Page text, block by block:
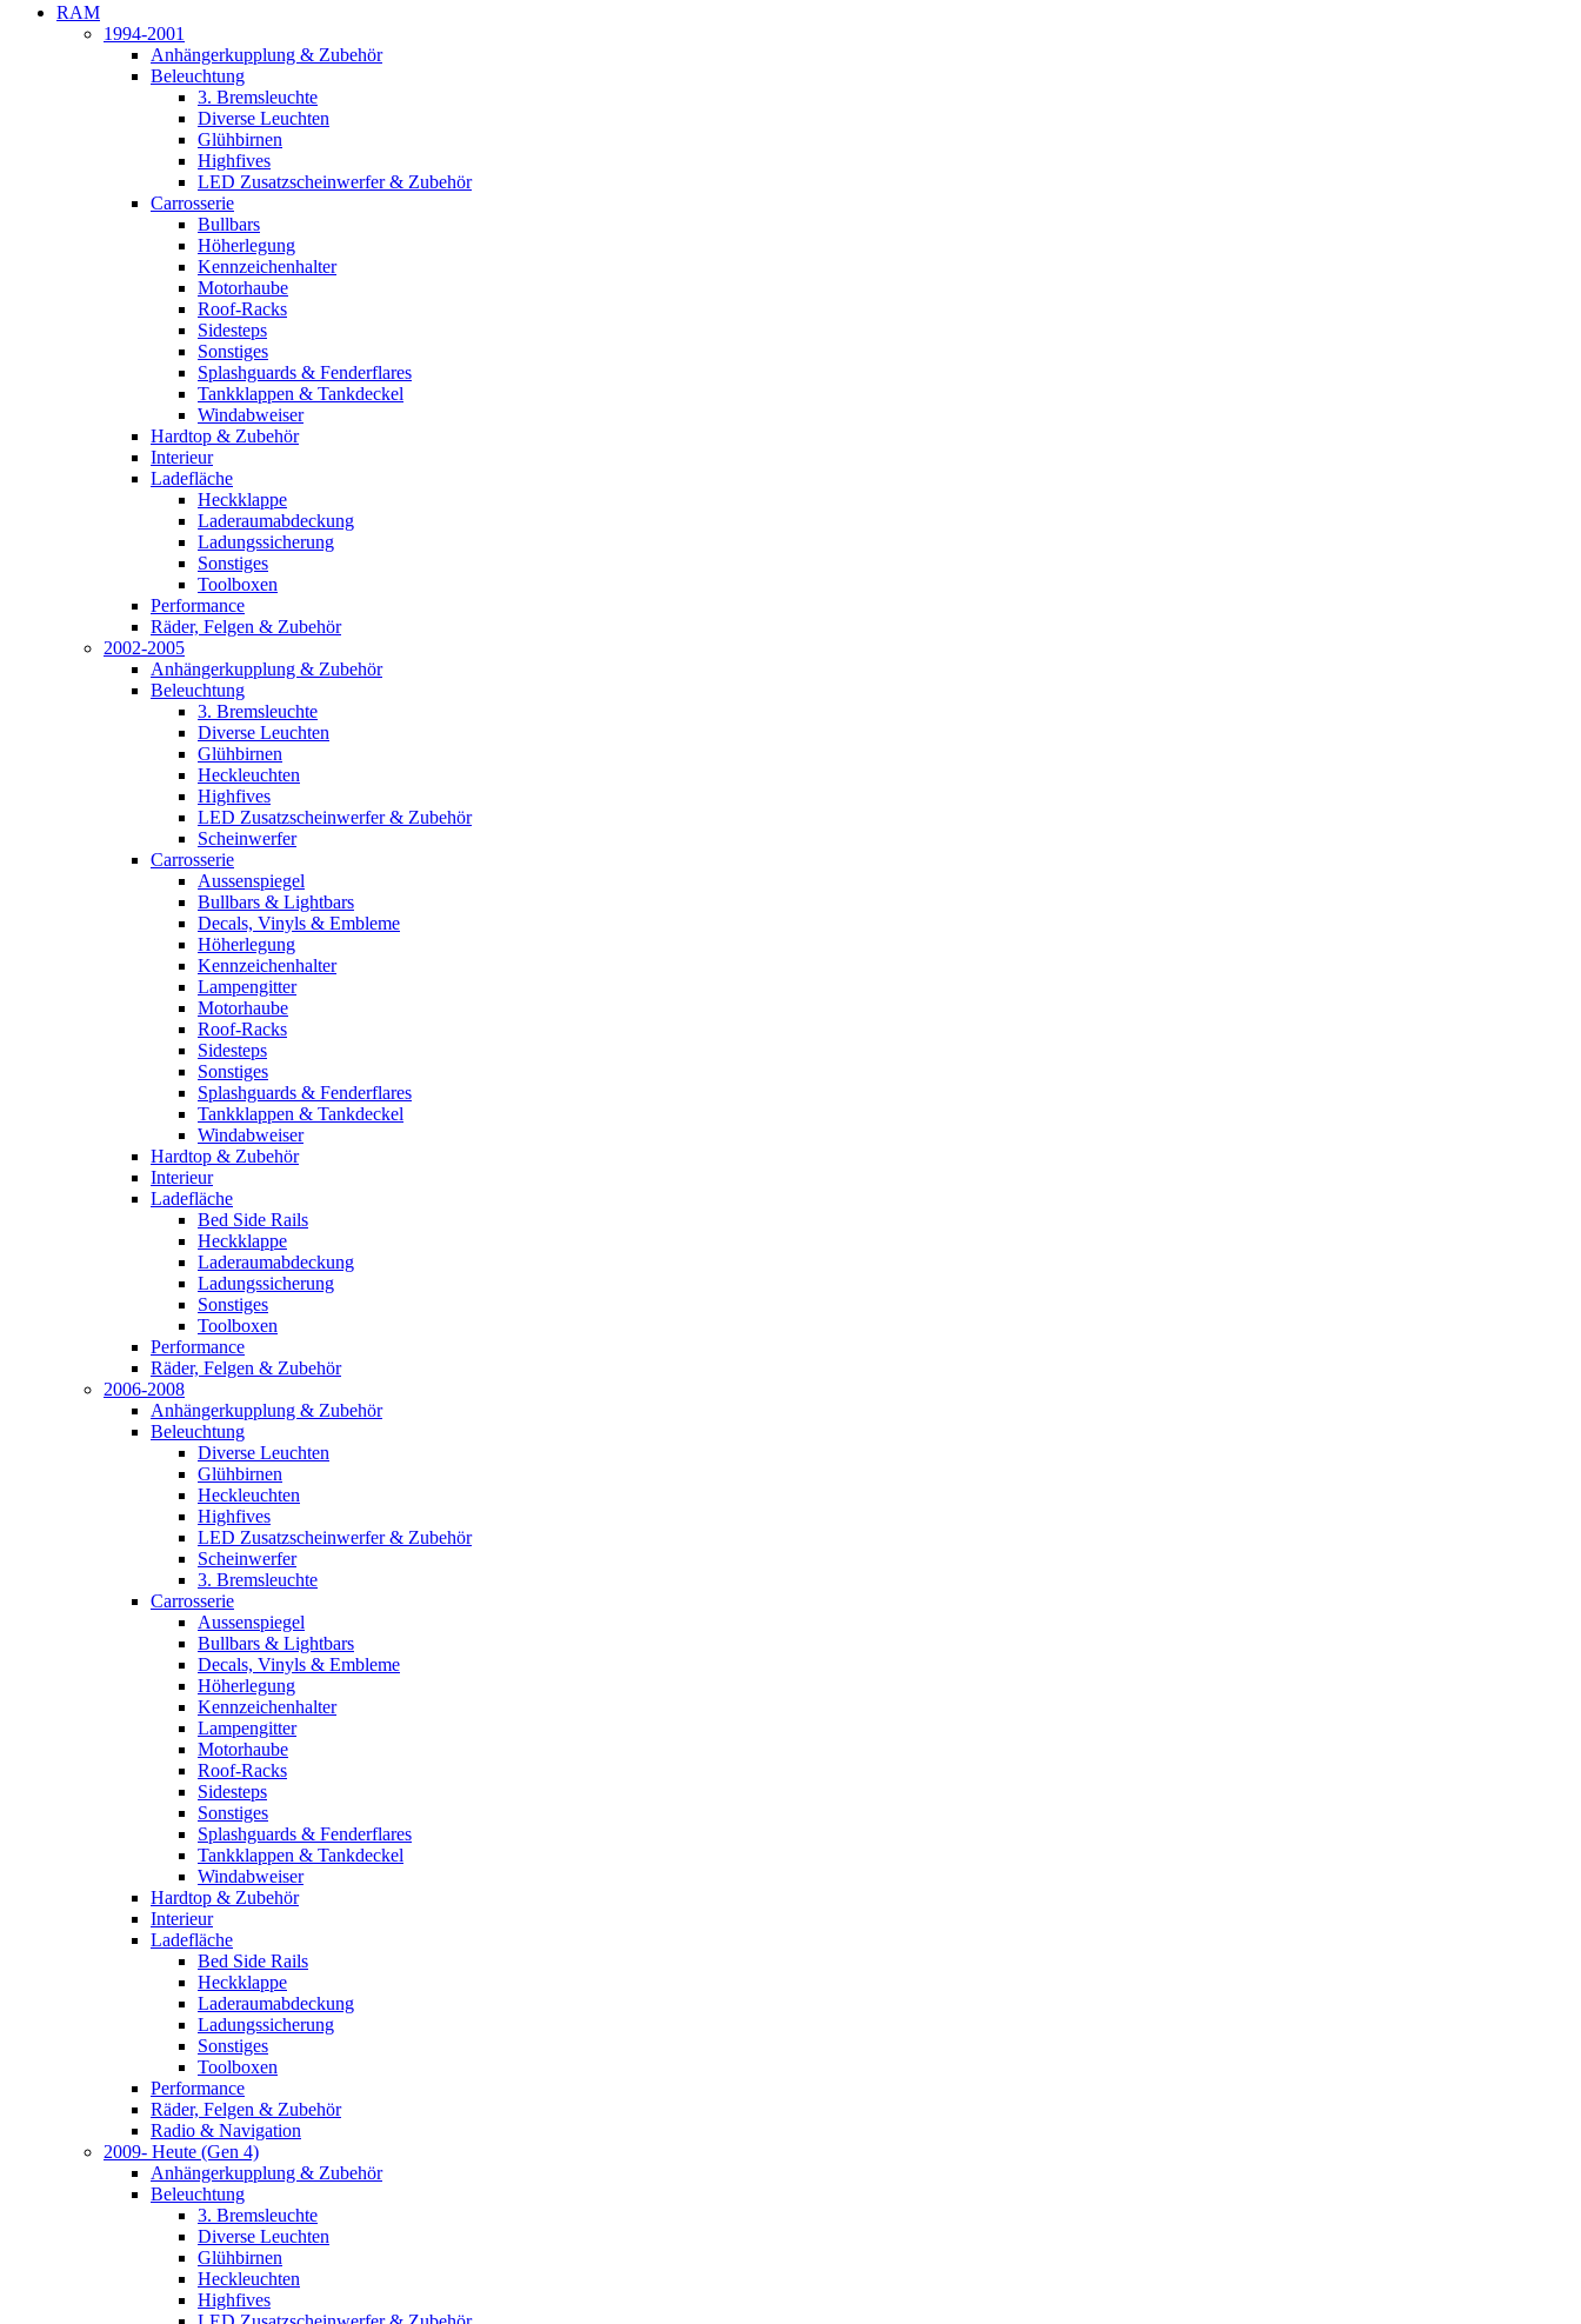
RAM
1994-2001
Anhängerkupplung & Zubehör
Beleuchtung
3. Bremsleuchte
Diverse Leuchten
Glühbirnen
Highfives
LED Zusatzscheinwerfer & Zubehör
Carrosserie
Bullbars
Höherlegung
Kennzeichenhalter
Motorhaube
Roof-Racks
Sidesteps
Sonstiges
Splashguards & Fenderflares
Tankklappen & Tankdeckel
Windabweiser
Hardtop & Zubehör
Interieur
Ladefläche
Heckklappe
Laderaumabdeckung
Ladungssicherung
Sonstiges
Toolboxen
Performance
Räder, Felgen & Zubehör
2002-2005
Anhängerkupplung & Zubehör
Beleuchtung
3. Bremsleuchte
Diverse Leuchten
Glühbirnen
Heckleuchten
Highfives
LED Zusatzscheinwerfer & Zubehör
Scheinwerfer
Carrosserie
Aussenspiegel
Bullbars & Lightbars
Decals, Vinyls & Embleme
Höherlegung
Kennzeichenhalter
Lampengitter
Motorhaube
Roof-Racks
Sidesteps
Sonstiges
Splashguards & Fenderflares
Tankklappen & Tankdeckel
Windabweiser
Hardtop & Zubehör
Interieur
Ladefläche
Bed Side Rails
Heckklappe
Laderaumabdeckung
Ladungssicherung
Sonstiges
Toolboxen
Performance
Räder, Felgen & Zubehör
2006-2008
Anhängerkupplung & Zubehör
Beleuchtung
Diverse Leuchten
Glühbirnen
Heckleuchten
Highfives
LED Zusatzscheinwerfer & Zubehör
Scheinwerfer
3. Bremsleuchte
Carrosserie
Aussenspiegel
Bullbars & Lightbars
Decals, Vinyls & Embleme
Höherlegung
Kennzeichenhalter
Lampengitter
Motorhaube
Roof-Racks
Sidesteps
Sonstiges
Splashguards & Fenderflares
Tankklappen & Tankdeckel
Windabweiser
Hardtop & Zubehör
Interieur
Ladefläche
Bed Side Rails
Heckklappe
Laderaumabdeckung
Ladungssicherung
Sonstiges
Toolboxen
Performance
Räder, Felgen & Zubehör
Radio & Navigation
2009- Heute (Gen 4)
Anhängerkupplung & Zubehör
Beleuchtung
3. Bremsleuchte
Diverse Leuchten
Glühbirnen
Heckleuchten
Highfives